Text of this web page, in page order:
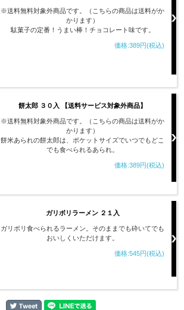
※送料無料対象外商品です。（こちらの商品は送料がか
かります）
駄菓子の定番！うまい棒！チョコレート味です。
価格:389円(税込)
餅太郎 ３０入 【送料サービス対象外商品】
※送料無料対象外商品です。（こちらの商品は送料がか
かります）
餅米あられの餅太郎は、ポケットサイズでいつでもどこ
でも食べられるあられ。
価格:389円(税込)
ガリボリラーメン ２１入
ガリボリ食べられるラーメン。そのままでも砕いてでも
おいしくいただけます。
価格:545円(税込)